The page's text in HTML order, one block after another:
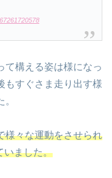
て構える姿は様になっ
もすぐさま走り出す様
様々な運動をさせられ
いました。